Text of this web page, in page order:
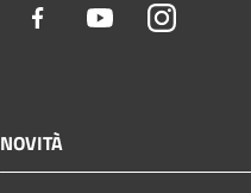
Facebook YoutubeInstagram
NOVITÀ